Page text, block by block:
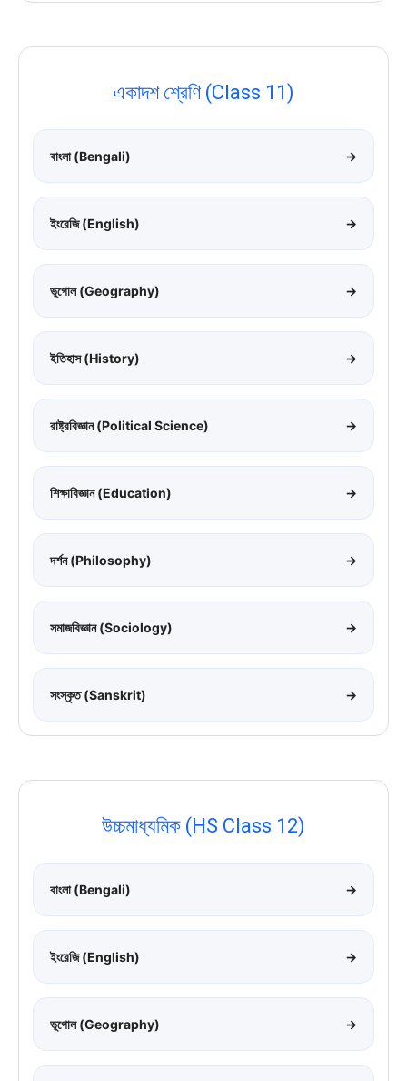
একাদশ শ্রেণি (Class 11)
বাংলা (Bengali) →
ইংরেজি (English) →
ভূগোল (Geography) →
ইতিহাস (History) →
রাষ্ট্রবিজ্ঞান (Political Science) →
শিক্ষাবিজ্ঞান (Education) →
দর্শন (Philosophy) →
সমাজবিজ্ঞান (Sociology) →
সংস্কৃত (Sanskrit) →
উচ্চমাধ্যমিক (HS Class 12)
বাংলা (Bengali) →
ইংরেজি (English) →
ভূগোল (Geography) →